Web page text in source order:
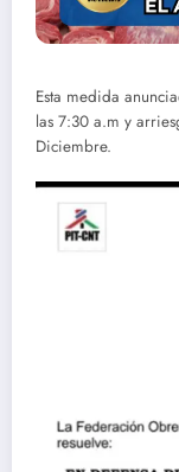
Esta medida
las 7:30 a.m y
Diciembre.